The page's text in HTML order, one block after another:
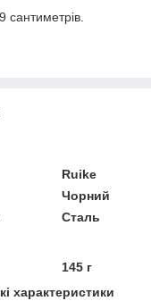
сантиметрів.
Ruike
Чорний
Сталь
145 г
характеристики